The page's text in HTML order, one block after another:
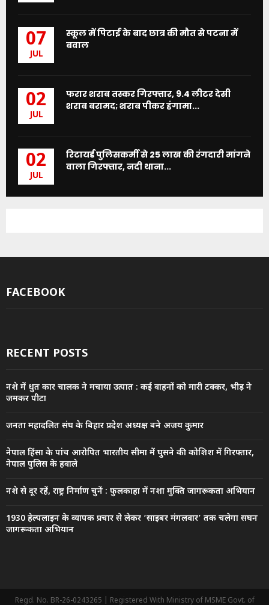
07
JUL
स्कूल में पिटाई के बाद छात्र की मौत से पटना में
बवाल
02
JUL
फरार शराब तस्कर गिरफ्तार, 9.4 लीटर देसी
शराब बरामद; शराब पीकर हंगामा...
02
JUL
रिटायर्ड पुलिसकर्मी से 25 लाख की रंगदारी मांगने
वाला गिरफ्तार, नदी थाना...
FACEBOOK
RECENT POSTS
नशे में धुत कार चालक ने मचाया उत्पात : कई वाहनों को मारी टक्कर, भीड़ ने
जमकर पीटा
जनता महादलित संघ के बिहार प्रदेश अध्यक्ष बने अजय कुमार
नेपाल हिंसा के पांच आरोपित भारतीय सीमा में घुसने की कोशिश में गिरफ्तार,
नेपाल पुलिस के हवाले
नशे से दूर रहें, राष्ट्र निर्माण चुनें : फुलकाहा में नशा मुक्ति जागरूकता अभियान
1930 हेल्पलाइन के व्यापक प्रचार से लेकर ‘साइबर मंगलवार’ तक चलेगा सघन
जागरूकता अभियान
Regd. No. BR-26-0243265 | Registered With Ministry of MSME Govt. of